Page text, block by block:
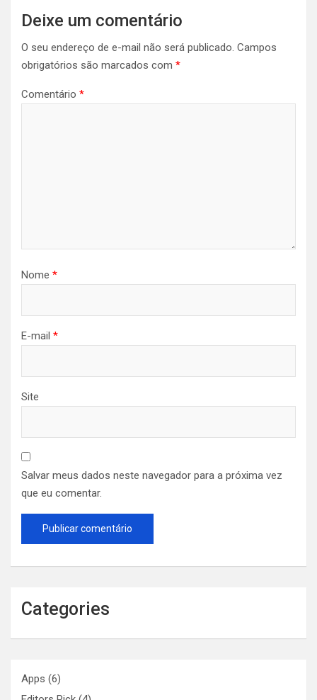
Deixe um comentário
O seu endereço de e-mail não será publicado. Campos
obrigatórios são marcados com *
Comentário *
Nome *
E-mail *
Site
Salvar meus dados neste navegador para a próxima vez
que eu comentar.
Categories
Apps (6)